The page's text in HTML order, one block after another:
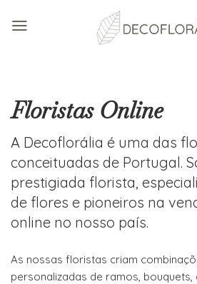
Floristas Online
A Decoflorália é uma das
conceituadas de Portugal.
prestigiada florista,
de flores e pioneiros na
online no nosso país.
As nossas floristas criam
personalizadas de ramos,